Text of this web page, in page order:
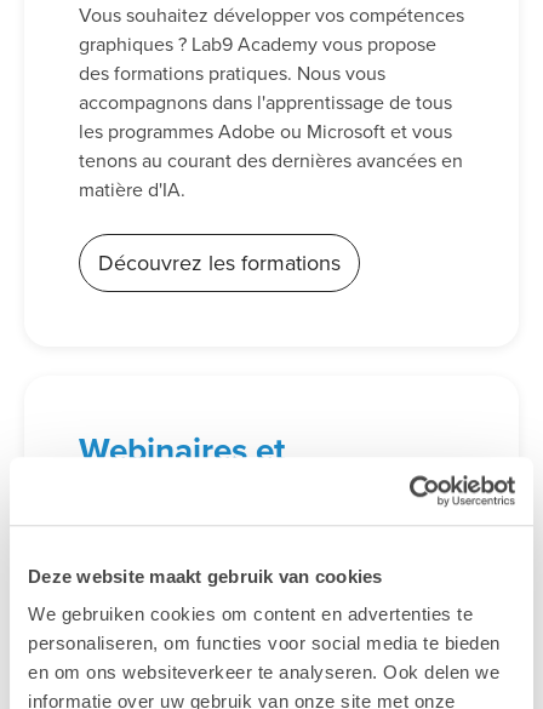
Deze website maakt gebruik van cookies
We gebruiken cookies om content en advertenties te
personaliseren, om functies voor social media te bieden
en om ons websiteverkeer te analyseren. Ook delen we
informatie over uw gebruik van onze site met onze
Vous souhaitez développer vos compétences
graphiques ? Lab9 Academy vous propose
des formations pratiques. Nous vous
accompagnons dans l'apprentissage de tous
les programmes Adobe ou Microsoft et vous
tenons au courant des dernières avancées en
matière d'IA.
Découvrez les formations
Webinaires et
trouver l'inspiration ? Vous souhaitez
rencontrer nos spécialistes sans engagement
? Inscrivez-vous à l'un de nos webinaires et
événements gratuits ou venez nous rendre
visite lors d'un salon près de chez vous.